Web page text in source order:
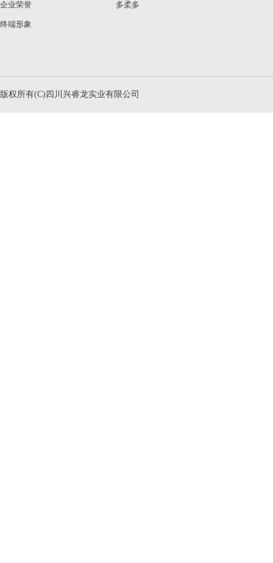
企业荣誉
终端形象
多柔多
版权所有(C)四川兴睿龙实业有限公司